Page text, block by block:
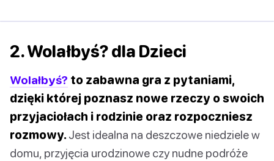
2. Wolałbyś? dla Dzieci
Wolałbyś? to zabawna gra z pytaniami,
dzięki której poznasz nowe rzeczy o swoich
przyjaciołach i rodzinie oraz rozpoczniesz
rozmowy. Jest idealna na deszczowe niedziele w
domu, przyjęcia urodzinowe czy nudne podróże